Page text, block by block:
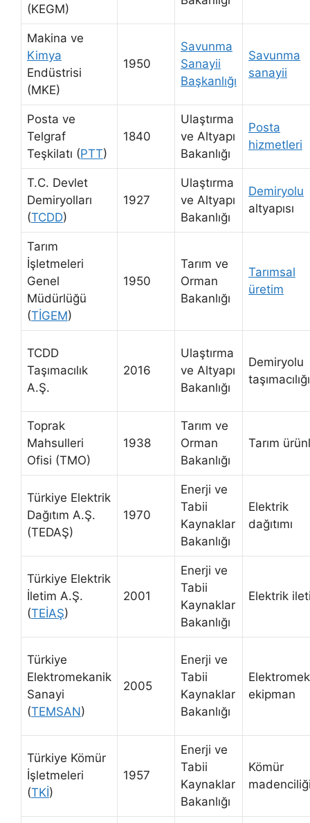
(KEGM)
Makina ve
Kimya
Endüstrisi
(MKE)
1950
Savunma
Sanayii
Başkanlığı
Savunma
sanayii
Posta ve
Telgraf
Teşkilatı (PTT)
1840
Ulaştırma
ve Altyapı
Bakanlığı
Posta
hizmetleri
T.C. Devlet
Demiryolları
(TCDD)
1927
Ulaştırma
ve Altyapı
Bakanlığı
Demiryolu
altyapısı
Tarım
İşletmeleri
Genel
Müdürlüğü
(TİGEM)
1950
Tarım ve
Orman
Bakanlığı
Tarımsal
üretim
TCDD
Taşımacılık
A.Ş.
2016
Ulaştırma
ve Altyapı
Bakanlığı
Demiryolu
taşımacılığı
Toprak
Mahsulleri
Ofisi (TMO)
1938
Tarım ve
Orman
Bakanlığı
Tarım
Türkiye Elektrik
Dağıtım A.Ş.
(TEDAŞ)
1970
Enerji ve
Tabii
Kaynaklar
Bakanlığı
Elektrik
dağıtımı
Türkiye Elektrik
İletim A.Ş.
(TEİAŞ)
2001
Enerji ve
Tabii
Kaynaklar
Bakanlığı
Elektrik
Türkiye
Elektromekanik
Sanayi
(TEMSAN)
2005
Enerji ve
Tabii
Kaynaklar
Bakanlığı
ekipman
Türkiye Kömür
İşletmeleri
(TKİ)
1957
Enerji ve
Tabii
Kaynaklar
Bakanlığı
Kömür